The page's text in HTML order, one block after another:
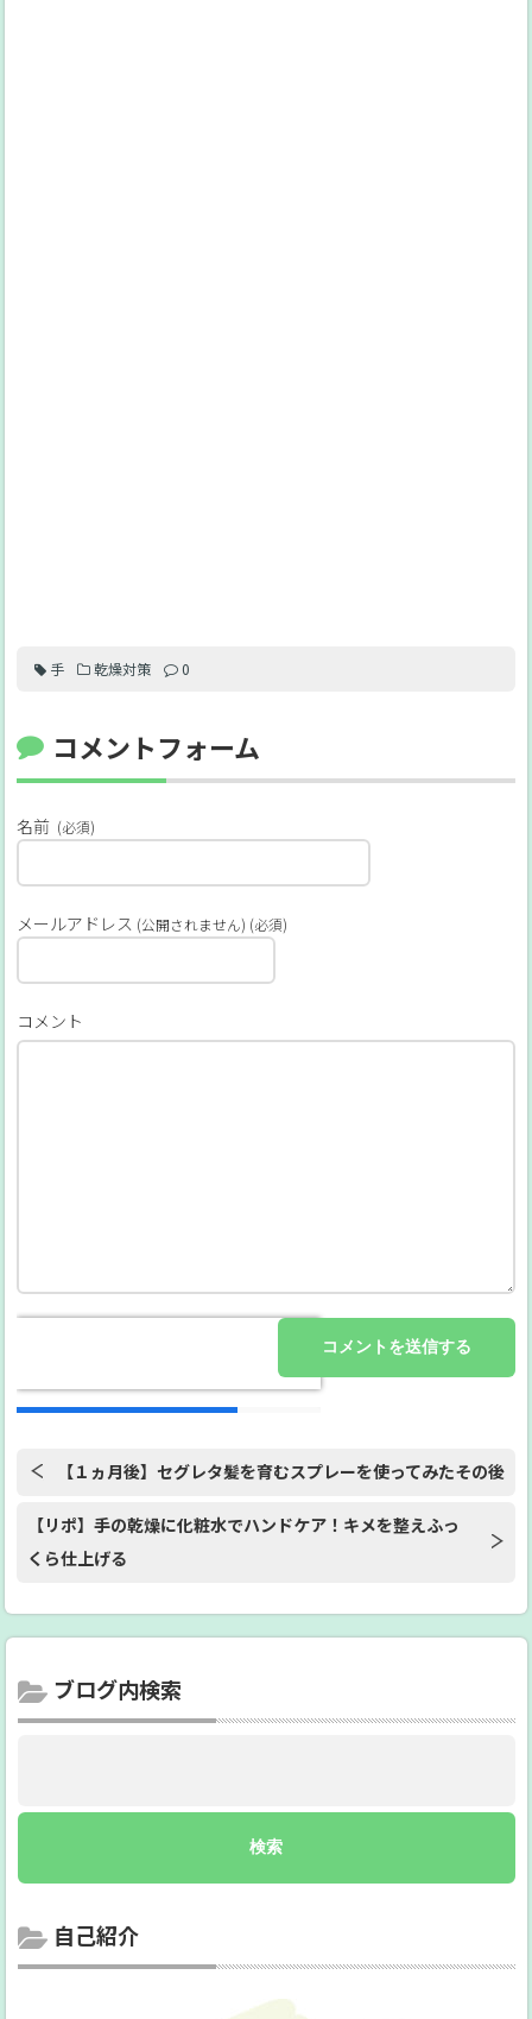
手 乾燥対策 0
コメントフォーム
名前 (必須)
メールアドレス (公開されません) (必須)
コメント
【１ヵ月後】セグレタ髪を育むスプレーを使ってみたその後
【リポ】手の乾燥に化粧水でハンドケア！キメを整えふっ
くら仕上げる
ブログ内検索
自己紹介